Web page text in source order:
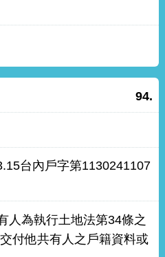
94.
台內戶字第1130241107
人為執行土地法第34條之
付他共有人之戶籍資料或